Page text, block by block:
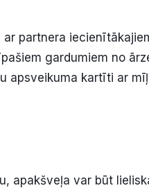
partnera
gardumiem no
apsveikuma kartīti ar
apakšveļa var būt